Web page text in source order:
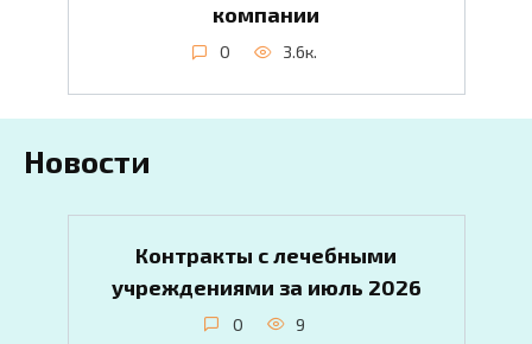
компании
0 3.6к.
Новости
Контракты с лечебными
учреждениями за июль 2026
0 9